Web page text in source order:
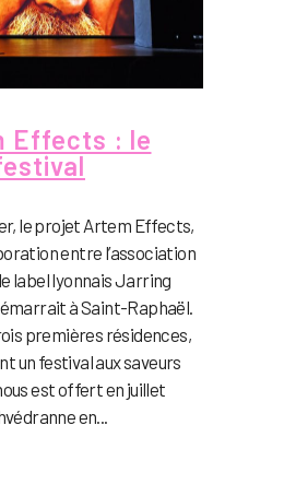
Effects : le
le projet Artem Effects,
entre l’association
label lyonnais Jarring
à Saint-Raphaël.
premières résidences,
un festival aux saveurs
est offert en juillet
en...